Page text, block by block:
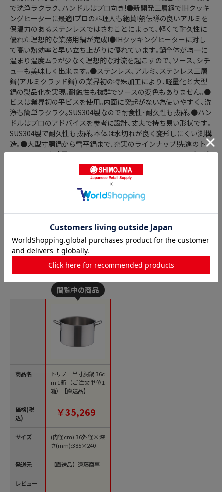
で洗浄ラクラク､ハンドルはプロ向き!●新開発三層鋼でIHクッキ
ングヒーターに最適!プロの料理人も絶賛!熱伝導の良いアルミを
保温力のあるステンレスではさむことによって､軽くて耐久性に
優れた理想的な業務用鍋が完成!●IHクッキングヒーターに対し
て高い熱効率と早い立ち上がりに優れています｡鍋全体が均一に
温まり温度ムラが少なく理想的な対流を起こすので､ソース､シチ
ューも美味しく出来ます｡●ステンレス､アルミ､ステンレス三層
鋼(アルミクラッド鋼):の業界初の特殊加工により､軽量化と大型
鍋の製品化を実現｡耐蝕性も抜群でソースの変色もありません｡●
ビスは業界初の平ビスを使用｡内面に突起がない為使いやすく､洗
浄も簡単ラクラク｡SUS304製なので耐食性･耐久性も抜群｡●ハン
ドルはプロのアドバイスを参考に設計､丈夫で持ち易い形状です｡
SUS304製で耐久性も抜群｡本体は水切れが良く変形しにくい渕構
造｡●大型寸胴鍋から雪平鍋まで､充実のラインナップ!先進のト
リノシリーズ｡業界初のステンレス･アルミ･ステンレス三層鋼!新
開発三層鋼ステンレス(SUS304):アルミニウムステンレス
(SUS430):●サイズ表示(内径cm):36●外径×深さ
(mm):385×240●容量(L):24●質量(kg):3.8●板厚(mm):2●底径
半寸胴鍋の人気商品との比較
商品名
価格(税
込)
サイズ
発送元
レビュー
トリノ 半寸胴鍋 36c
m 1箱（ご注文単位1
箱）【直送品】
￥35,269
(内径cm):36外径×深
さ(mm):385×240
【直送品】遠藤商事